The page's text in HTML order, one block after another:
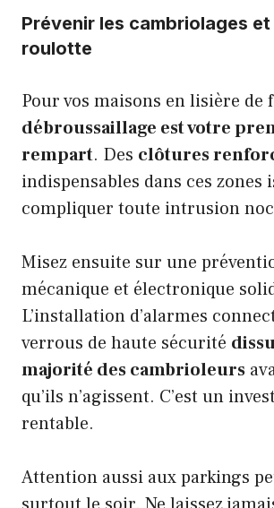
Prévenir les cambriolages
roulotte
Pour vos maisons en lisière de
débroussaillage est votre
rempart. Des clôtures
indispensables dans ces zones
compliquer toute intrusion
Misez ensuite sur une
mécanique et électronique
L’installation d’alarmes
verrous de haute sécurité
majorité des cambrioleurs
qu’ils n’agissent. C’est un
rentable.
Attention aussi aux parkings